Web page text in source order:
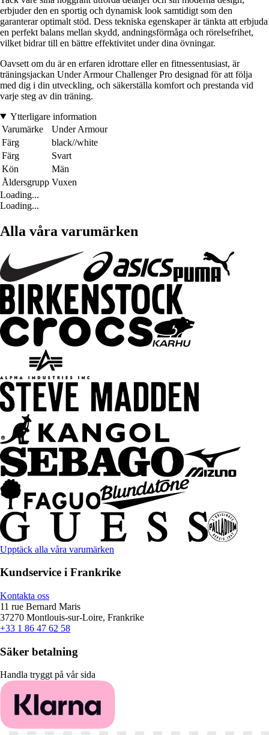
erbjuder den en sportig och dynamisk look samtidigt som den
garanterar optimalt stöd. Dess tekniska egenskaper är tänkta att erbjuda
en perfekt balans mellan skydd, andningsförmåga och rörelsefrihet,
vilket bidrar till en bättre effektivitet under dina övningar.
Oavsett om du är en erfaren idrottare eller en fitnessentusiast, är
träningsjackan Under Armour Challenger Pro designad för att följa
med dig i din utveckling, och säkerställa komfort och prestanda vid
varje steg av din träning.
Ytterligare information
Varumärke
Under Armour
Färg
black//white
Färg
Svart
Kön
Män
Åldersgrupp Vuxen
Loading...
Loading...
Alla våra varumärken
Upptäck alla våra varumärken
Kundservice i Frankrike
Kontakta oss
11 rue Bernard Maris
37270 Montlouis-sur-Loire, Frankrike
+33 1 86 47 62 58
Säker betalning
Handla tryggt på vår sida